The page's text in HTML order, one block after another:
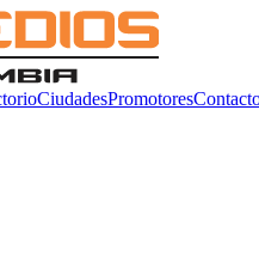
CiudadesPromotores